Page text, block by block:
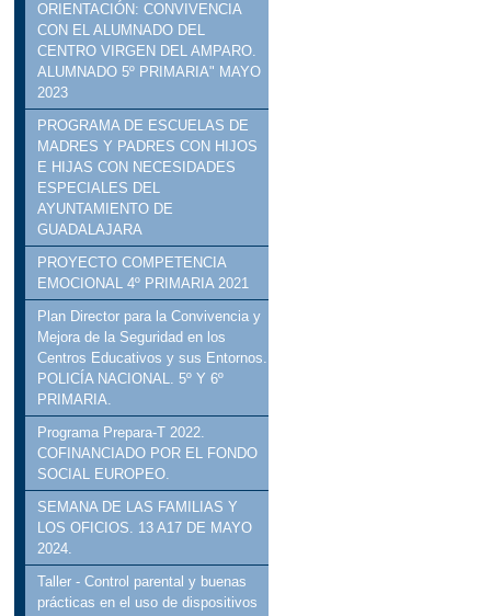
ORIENTACIÓN: CONVIVENCIA
CON EL ALUMNADO DEL
CENTRO VIRGEN DEL AMPARO.
ALUMNADO 5º PRIMARIA" MAYO
2023
PROGRAMA DE ESCUELAS DE
MADRES Y PADRES CON HIJOS
E HIJAS CON NECESIDADES
ESPECIALES DEL
AYUNTAMIENTO DE
GUADALAJARA
PROYECTO COMPETENCIA
EMOCIONAL 4º PRIMARIA 2021
Plan Director para la Convivencia y
Mejora de la Seguridad en los
Centros Educativos y sus Entornos.
POLICÍA NACIONAL. 5º Y 6º
PRIMARIA.
Programa Prepara-T 2022.
COFINANCIADO POR EL FONDO
SOCIAL EUROPEO.
SEMANA DE LAS FAMILIAS Y
LOS OFICIOS. 13 A17 DE MAYO
2024.
Taller - Control parental y buenas
prácticas en el uso de dispositivos